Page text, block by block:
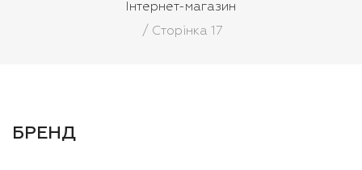
Інтернет-магазин
/ Сторінка 17
БРЕНД